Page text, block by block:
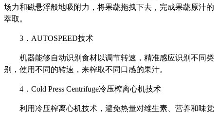
场力和磁悬浮般地吸附力，将果蔬拖拽下去，完成果蔬原汁的
萃取。
3．AUTOSPEED技术
机器能够自动识别食材以调节转速，精准感应识别不同类
别，使用不同的转速，来榨取不同口感的果汁。
4．Cold Press Centrifuge冷压榨离心机技术
利用冷压榨离心机技术，避免热量对维生素、营养和味觉